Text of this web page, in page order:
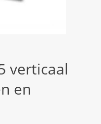
verticaal
en